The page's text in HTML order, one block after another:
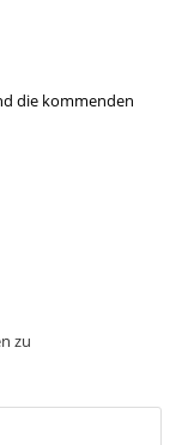
die kommenden
zu